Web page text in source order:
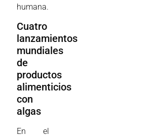
humana.
Cuatro
lanzamientos
mundiales
de
productos
alimenticios
con
algas
En el